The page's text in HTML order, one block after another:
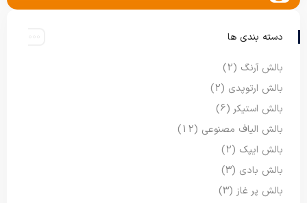
دسته بندی ها
بالش آرنگ (2)
بالش ارتوپدی (2)
بالش استیکر (6)
بالش الیاف مصنوعی (12)
بالش ایپک (2)
بالش بادی (3)
بالش پر غاز (3)